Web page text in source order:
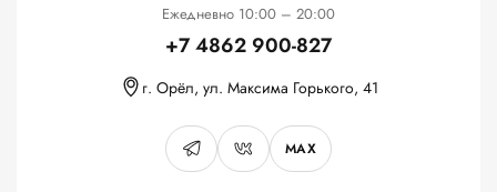
Ежедневно 10:00 – 20:00
+7 4862 900-827
г. Орёл, ул. Максима Горького, 41
MAX